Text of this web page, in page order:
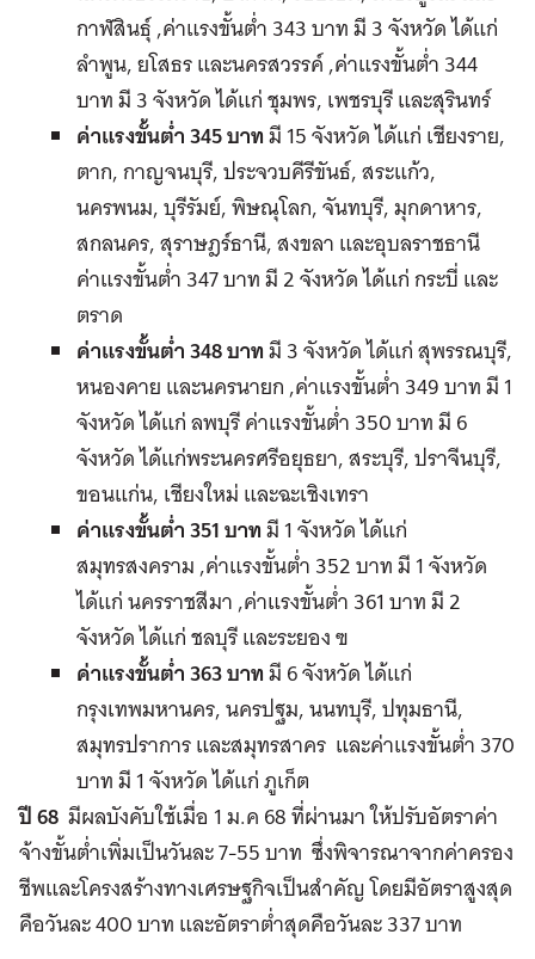
กาฬสินธุ์ ,ค่าแรงขั้นต่ำ 343 บาท มี 3 จังหวัด ได้แก่
ลำพูน, ยโสธร และนครสวรรค์ ,ค่าแรงขั้นต่ำ 344
บาท มี 3 จังหวัด ได้แก่ ชุมพร, เพชรบุรี และสุรินทร์
ค่าแรงขั้นต่ำ 345 บาทมี 15 จังหวัด ได้แก่ เชียงราย,
ตาก, กาญจนบุรี, ประจวบคีรีขันธ์, สระแก้ว,
นครพนม, บุรีรัมย์, พิษณุโลก, จันทบุรี, มุกดาหาร,
สกลนคร, สุราษฎร์ธานี, สงขลา และอุบลราชธานี
ค่าแรงขั้นต่ำ 347 บาท มี 2 จังหวัด ได้แก่ กระบี่ และ
ตราด
ค่าแรงขั้นต่ำ 348 บาทมี 3 จังหวัด ได้แก่ สุพรรณบุรี,
หนองคาย และนครนายก ,ค่าแรงขั้นต่ำ 349 บาท มี 1
จังหวัด ได้แก่ ลพบุรี ค่าแรงขั้นต่ำ 350 บาท มี 6
จังหวัด ได้แก่พระนครศรีอยุธยา, สระบุรี, ปราจีนบุรี,
ขอนแก่น, เชียงใหม่ และฉะเชิงเทรา
ค่าแรงขั้นต่ำ 351 บาทมี 1 จังหวัด ได้แก่
สมุทรสงคราม ,ค่าแรงขั้นต่ำ 352 บาท มี 1 จังหวัด
ได้แก่ นครราชสีมา ,ค่าแรงขั้นต่ำ 361 บาท มี 2
จังหวัด ได้แก่ ชลบุรี และระยอง ฃ
ค่าแรงขั้นต่ำ 363 บาทมี 6 จังหวัด ได้แก่
กรุงเทพมหานคร, นครปฐม, นนทบุรี, ปทุมธานี,
สมุทรปราการ และสมุทรสาคร และค่าแรงขั้นต่ำ 370
บาท มี 1 จังหวัด ได้แก่ ภูเก็ต
ปี68 มีผลบังคับใช้เมื่อ 1 ม.ค 68 ที่ผ่านมา ให้ปรับอัตราค่า
จ้างขั้นต่ำเพิ่มเป็นวันละ 7-55 บาท ซึ่งพิจารณาจากค่าครอง
ชีพและโครงสร้างทางเศรษฐกิจเป็นสำคัญ โดยมีอัตราสูงสุด
คือวันละ 400 บาท และอัตราต่ำสุดคือวันละ 337 บาท